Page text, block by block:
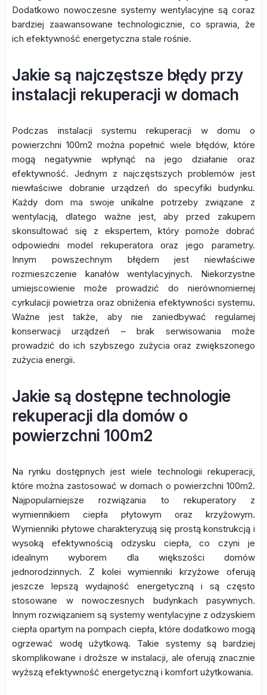
Dodatkowo nowoczesne systemy wentylacyjne są coraz
bardziej zaawansowane technologicznie, co sprawia, że
ich efektywność energetyczna stale rośnie.
Jakie są najczęstsze błędy przy
instalacji rekuperacji w domach
Podczas instalacji systemu rekuperacji w domu o
powierzchni 100m2 można popełnić wiele błędów, które
mogą negatywnie wpłynąć na jego działanie oraz
efektywność. Jednym z najczęstszych problemów jest
niewłaściwe dobranie urządzeń do specyfiki budynku.
Każdy dom ma swoje unikalne potrzeby związane z
wentylacją, dlatego ważne jest, aby przed zakupem
skonsultować się z ekspertem, który pomoże dobrać
odpowiedni model rekuperatora oraz jego parametry.
Innym powszechnym błędem jest niewłaściwe
rozmieszczenie kanałów wentylacyjnych. Niekorzystne
umiejscowienie może prowadzić do nierównomiernej
cyrkulacji powietrza oraz obniżenia efektywności systemu.
Ważne jest także, aby nie zaniedbywać regularnej
konserwacji urządzeń – brak serwisowania może
prowadzić do ich szybszego zużycia oraz zwiększonego
zużycia energii.
Jakie są dostępne technologie
rekuperacji dla domów o
powierzchni 100m2
Na rynku dostępnych jest wiele technologii rekuperacji,
które można zastosować w domach o powierzchni 100m2.
Najpopularniejsze rozwiązania to rekuperatory z
wymiennikiem ciepła płytowym oraz krzyżowym.
Wymienniki płytowe charakteryzują się prostą konstrukcją i
wysoką efektywnością odzysku ciepła, co czyni je
idealnym wyborem dla większości domów
jednorodzinnych. Z kolei wymienniki krzyżowe oferują
jeszcze lepszą wydajność energetyczną i są często
stosowane w nowoczesnych budynkach pasywnych.
Innym rozwiązaniem są systemy wentylacyjne z odzyskiem
ciepła opartym na pompach ciepła, które dodatkowo mogą
ogrzewać wodę użytkową. Takie systemy są bardziej
skomplikowane i droższe w instalacji, ale oferują znacznie
wyższą efektywność energetyczną i komfort użytkowania.